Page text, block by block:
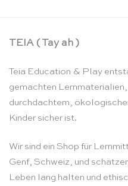
TEIA ( Tay ah )
Teia Education & Play
gemachten
durchdachtem,
Kinder sicher ist.
Wir sind ein Shop für
Genf, Schweiz, und
Leben lang halten und